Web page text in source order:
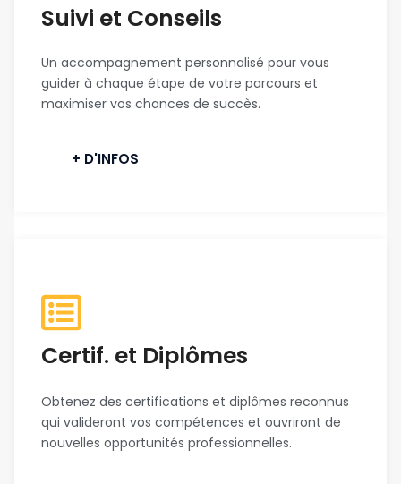
Suivi et Conseils
Un accompagnement personnalisé pour vous
guider à chaque étape de votre parcours et
maximiser vos chances de succès.
+ D'INFOS
Certif. et Diplômes
Obtenez des certifications et diplômes reconnus
qui valideront vos compétences et ouvriront de
nouvelles opportunités professionnelles.